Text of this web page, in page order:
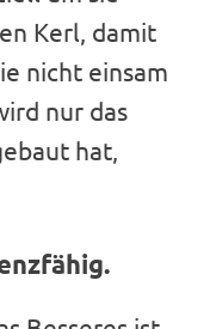
Kerl, damit
nicht einsam
nur das
hat,